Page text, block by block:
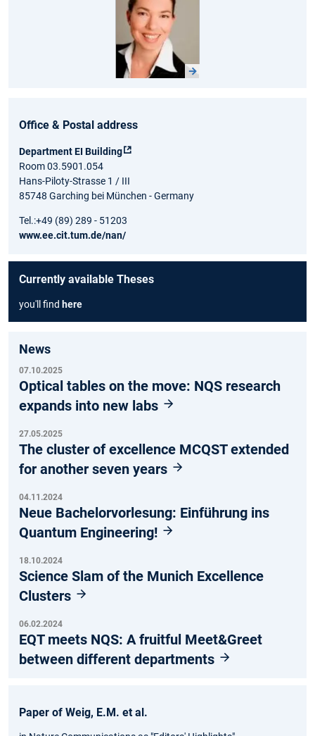
Office & Postal address
Department EI Building
Room 03.5901.054
Hans-Piloty-Strasse 1 / III
85748 Garching bei München - Germany
Tel.:+49 (89) 289 - 51203
www.ee.cit.tum.de/nan/
Currently available Theses
you'll find here
News
07.10.2025
Optical tables on the move: NQS research
expands into new labs
27.05.2025
The cluster of excellence MCQST extended
for another seven years
04.11.2024
Neue Bachelorvorlesung: Einführung ins
Quantum Engineering!
18.10.2024
Science Slam of the Munich Excellence
Clusters
06.02.2024
EQT meets NQS: A fruitful Meet&Greet
between different departments
Paper of Weig, E.M. et al.